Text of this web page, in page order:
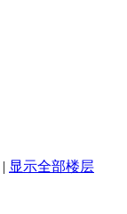
| 显示全部楼层